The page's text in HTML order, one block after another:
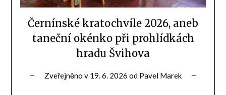
Černínské kratochvíle 2026, aneb
taneční okénko při prohlídkách
hradu Švihova
Zveřejněno v 19. 6. 2026 od Pavel Marek